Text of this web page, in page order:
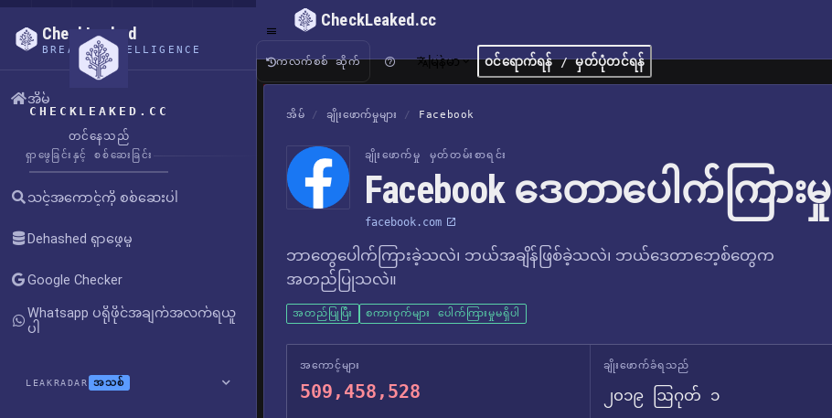
CHECKLEAKED.CC
တင်နေသည်
CheckLeaked
BREACH INTELLIGENCE
အိမ်
ရှာဖွေခြင်းနှင့် စစ်ဆေးခြင်း
သင့်အကောင့်ကို စစ်ဆေးပါ
Dehashed ရှာဖွေမှု
Google Checker
Whatsapp ပရိုဖိုင်အချက်အလက်ရယူ
ပါ
LEAKRADAR အသစ်
CheckLeaked.cc
ကလက်စစ် ဆိုက် မြန်မာ ဝင်ရောက်ရန် / မှတ်ပုံတင်ရန်
အိမ် / ချိုးဖောက်မှုများ / Facebook
ချိုးဖောက်မှု မှတ်တမ်းစာရင်း
Facebook ဒေတာပေါက်ကြားမှု
facebook.com
ဘာတွေပေါက်ကြားခဲ့သလဲ၊ ဘယ်အချိန်ဖြစ်ခဲ့သလဲ၊ ဘယ်ဒေတာဘေ့စ်တွေက
အတည်ပြုသလဲ။
အတည်ပြုပြီး စကားဝှက်များ ပေါက်ကြားမှုမရှိပါ
အကောင့်များ
509,458,528
ချိုးဖောက်ခံရသည်
၂၀၁၉ ဩဂုတ် ၁